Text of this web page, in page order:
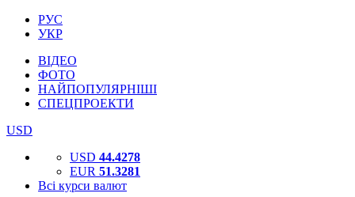
РУС
УКР
ВІДЕО
ФОТО
НАЙПОПУЛЯРНІШІ
СПЕЦПРОЕКТИ
USD
USD 44.4278
EUR 51.3281
Всі курси валют